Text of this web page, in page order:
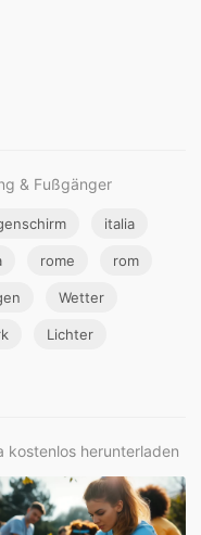
& Fußgänger
italia
rome rom
Wetter
Lichter
kostenlos herunterladen